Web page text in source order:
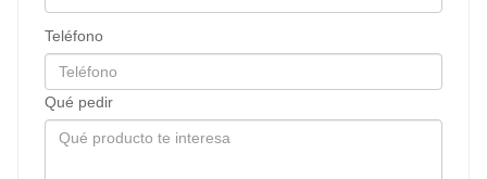
Teléfono
Qué pedir